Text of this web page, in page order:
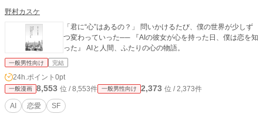
野村カスケ
「君に“心”はあるの？」 問いかけるたび、僕の世界が少しず
つ変わっていった── 『AIの彼女が心を持った日、僕は恋を知
った』 AIと人間、ふたりの心の物語。
一般男性向け 完結
24h.ポイント 0pt
一般漫画 8,553 位 / 8,553件 一般男性向け 2,373 位 / 2,373件
AI 恋愛 SF